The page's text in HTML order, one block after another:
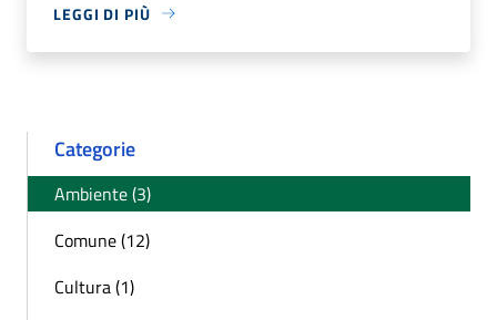
LEGGI DI PIÙ
Categorie
Ambiente (3)
Comune (12)
Cultura (1)